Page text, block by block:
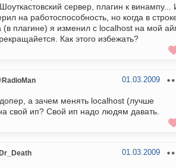
сервер, плагин к винампу...
на работоспособность, но когда в
(в плагине) я изменил с localhost на мой
Как этого избежать?
01.03.2009
а зачем менять localhost (лучше
свой ип? Свой ип надо людям давать.
01.03.2009